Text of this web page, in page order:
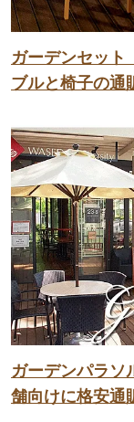
ガーデンセット
ブルと椅子の通
ガーデンパラソ
舗向けに格安通